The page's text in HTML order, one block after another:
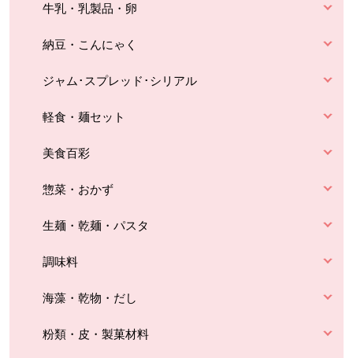
牛乳・乳製品・卵
納豆・こんにゃく
ジャム･スプレッド･シリアル
軽食・麺セット
美食百彩
惣菜・おかず
生麺・乾麺・パスタ
調味料
海藻・乾物・だし
粉類・皮・製菓材料